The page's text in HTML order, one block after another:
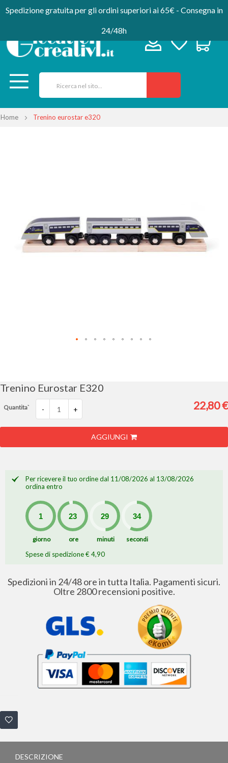
Spedizione gratuita per gli ordini superiori ai 65€ - Consegna in
24/48h
Home Trenino eurostar e320
galleria
di
immagini
Trenino Eurostar E320
Quantita` - +
AGGIUNGI
22,80 €
Per ricevere il tuo ordine dal 11/08/2026 al 13/08/2026
ordina entro
giorno ore minuti secondi
Spese di spedizione € 4,90
Spedizioni in 24/48 ore in tutta Italia. Pagamenti sicuri.
Oltre 2800 recensioni positive.
DESCRIZIONE